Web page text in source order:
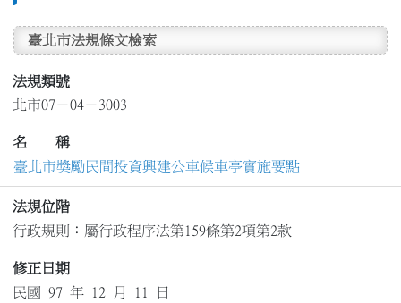
臺北市法規條文檢索
法規類號
北市07－04－3003
名 稱
臺北市獎勵民間投資興建公車候車亭實施要點
法規位階
行政規則：屬行政程序法第159條第2項第2款
修正日期
民國 97 年 12 月 11 日